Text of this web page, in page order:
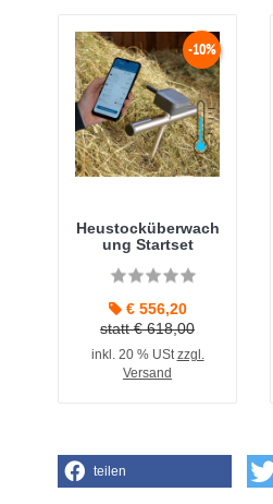
Heustocküberwach
ung Startset
€ 556,20
-10%
statt € 618,00
inkl. 20 % UStzzgl.
Versand
teilen